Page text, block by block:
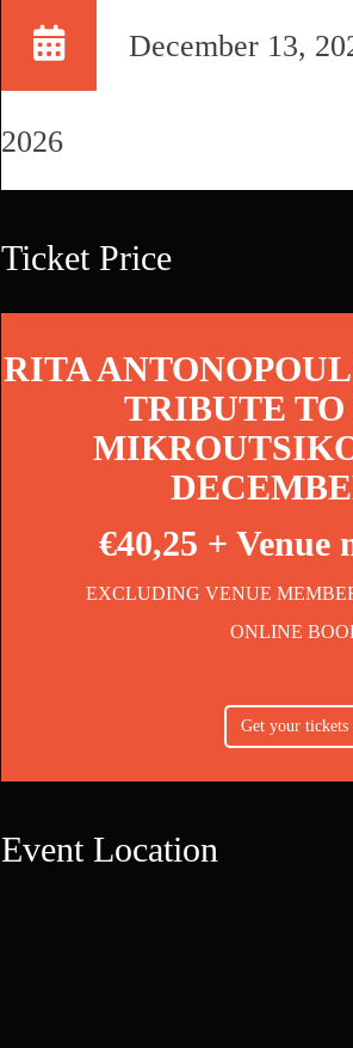
December 13,
2026
Ticket Price
RITA
TRIBUTE TO
€40,25 + Venue
EXCLUDING VENUE
ONLINE
Get your tickets
Event Location